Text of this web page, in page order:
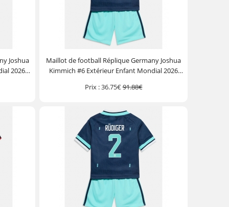
Joshua
2026
Maillot de football Réplique Germany Joshua
Kimmich #6 Extérieur Enfant Mondial 2026
Prix :36.75€91.88€